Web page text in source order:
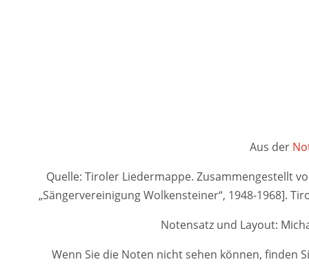
Aus der
Quelle: Tiroler Liedermappe. Zusammengestellt
„Sängervereinigung Wolkensteiner“, 1948-1968].
Notensatz und Layout:
Wenn Sie die Noten nicht sehen können, finden